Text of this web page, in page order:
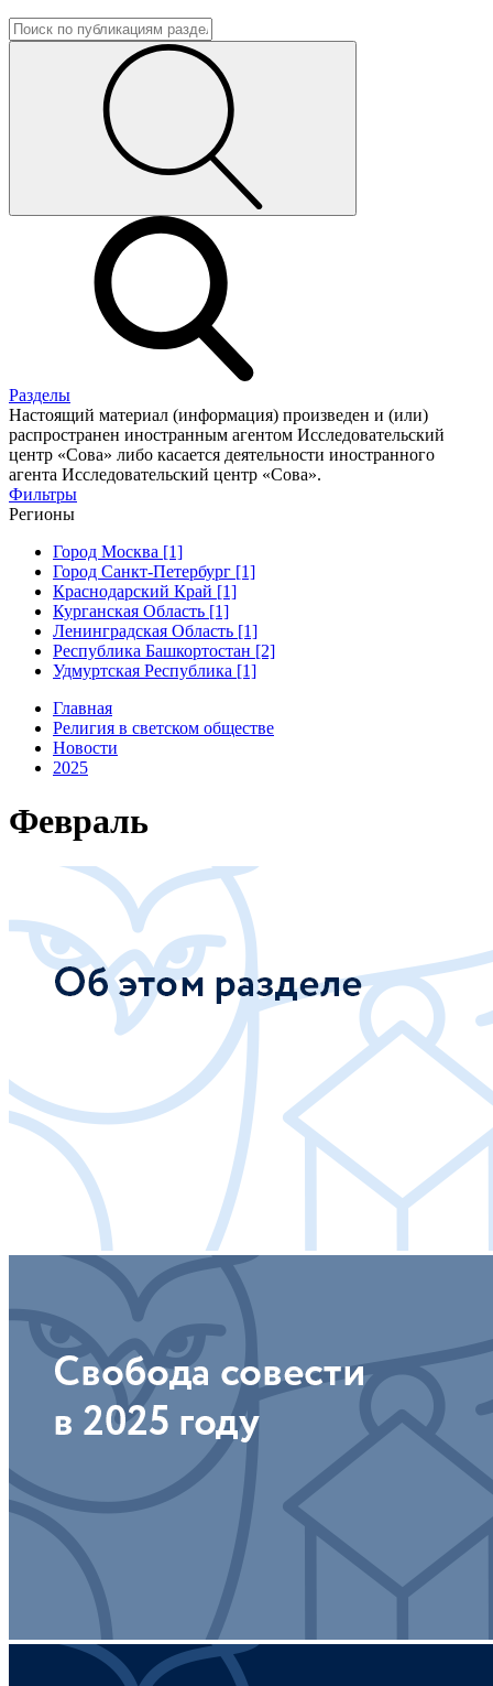
Разделы
Настоящий материал (информация) произведен и (или)
распространен иностранным агентом Исследовательский
центр «Сова» либо касается деятельности иностранного
агента Исследовательский центр «Сова».
Фильтры
Регионы
Город Москва [1]
Город Санкт-Петербург [1]
Краснодарский Край [1]
Курганская Область [1]
Ленинградская Область [1]
Республика Башкортостан [2]
Удмуртская Республика [1]
Главная
Религия в светском обществе
Новости
2025
Февраль